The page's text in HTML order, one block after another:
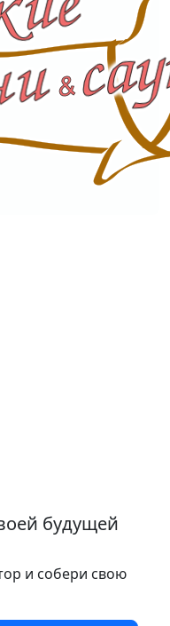
будущей
и собери свою